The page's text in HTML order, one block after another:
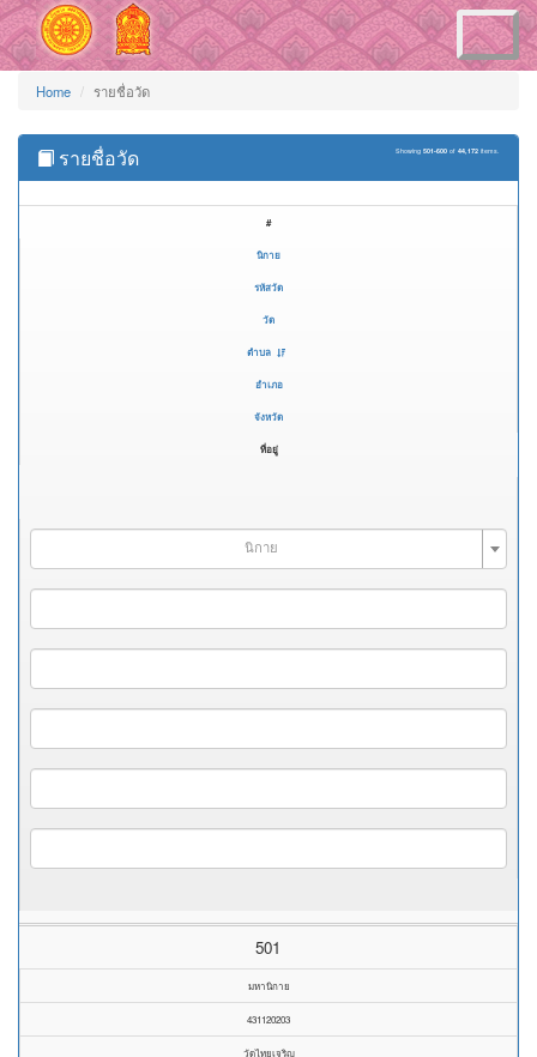
Toggle
navigation
Home รายชื่อวัด
Showing 501-600 of 44,172 items.
รายชื่อวัด
#
นิกาย
รหัสวัด
วัด
ตำบล
อำเภอ
จังหวัด
ที่อยู่
นิกาย
501
มหานิกาย
431120203
วัดไทยเจริญ